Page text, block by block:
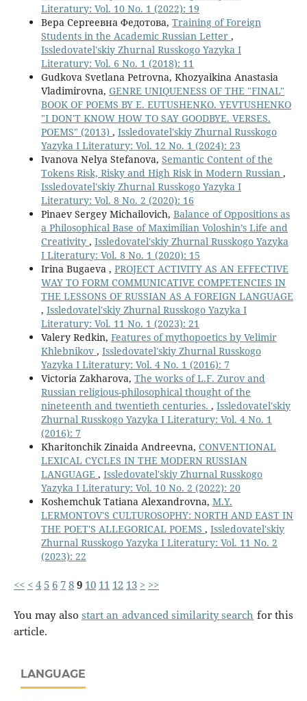
Literatury: Vol. 10 No. 1 (2022): 19
Вера Сергеевна Федотова, Training of Foreign
Students in the Academic Russian Letter ,
Issledovatel'skiy Zhurnal Russkogo Yazyka I
Literatury: Vol. 6 No. 1 (2018): 11
Gudkova Svetlana Petrovna, Khozyaikina Anastasia
Vladimirovna, GENRE UNIQUENESS OF THE "FINAL"
BOOK OF POEMS BY E. EUTUSHENKO. YEVTUSHENKO
"I DON'T KNOW HOW TO SAY GOODBYE. VERSES.
POEMS" (2013) , Issledovatel'skiy Zhurnal Russkogo
Yazyka I Literatury: Vol. 12 No. 1 (2024): 23
Ivanova Nelya Stefanova, Semantic Content of the
Tokens Risk, Risky and High Risk in Modern Russian ,
Issledovatel'skiy Zhurnal Russkogo Yazyka I
Literatury: Vol. 8 No. 2 (2020): 16
Pinaev Sergey Michailovich, Balance of Oppositions as
a Philosophical Base of Maximilian Voloshin’s Life and
Creativity , Issledovatel'skiy Zhurnal Russkogo Yazyka
I Literatury: Vol. 8 No. 1 (2020): 15
Irina Bugaeva , PROJECT ACTIVITY AS AN EFFECTIVE
WAY TO FORM COMMUNICATIVE COMPETENCIES IN
THE LESSONS OF RUSSIAN AS A FOREIGN LANGUAGE
, Issledovatel'skiy Zhurnal Russkogo Yazyka I
Literatury: Vol. 11 No. 1 (2023): 21
Valery Redkin, Features of mythopoetics by Velimir
Khlebnikov , Issledovatel'skiy Zhurnal Russkogo
Yazyka I Literatury: Vol. 4 No. 1 (2016): 7
Victoria Zakharova, Тhе works of L.F. Zurov and
Russian religious-philosophical thought of the
nineteenth and twentieth centuries. , Issledovatel'skiy
Zhurnal Russkogo Yazyka I Literatury: Vol. 4 No. 1
(2016): 7
Kharitonchik Zinaida Andreevna, CONVENTIONAL
LEXICAL CYCLES IN THE MODERN RUSSIAN
LANGUAGE , Issledovatel'skiy Zhurnal Russkogo
Yazyka I Literatury: Vol. 10 No. 2 (2022): 20
Koshemchuk Tatiana Alexandrovna, M.Y.
LERMONTOV'S CULTUROSOPHY: NORTH AND EAST IN
THE POET'S ALLEGORICAL POEMS , Issledovatel'skiy
Zhurnal Russkogo Yazyka I Literatury: Vol. 11 No. 2
(2023): 22
<< <4 5 6 789 10 11 12 13 > >>
You may also start an advanced similarity search for this
article.
LANGUAGE